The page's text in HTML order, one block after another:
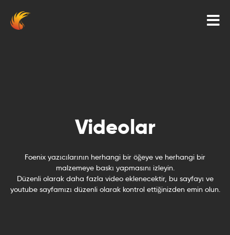
Videolar
Foenix yazıcılarının herhangi bir öğeye ve herhangi bir
malzemeye baskı yapmasını izleyin.
Düzenli olarak daha fazla video eklenecektir, bu sayfayı ve
youtube sayfamızı düzenli olarak kontrol ettiğinizden emin olun.